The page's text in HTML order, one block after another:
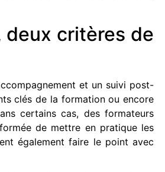
critères de
et un suivi post-
clés de la formation ou encore
certains cas, des formateurs
de mettre en pratique les
également faire le point avec